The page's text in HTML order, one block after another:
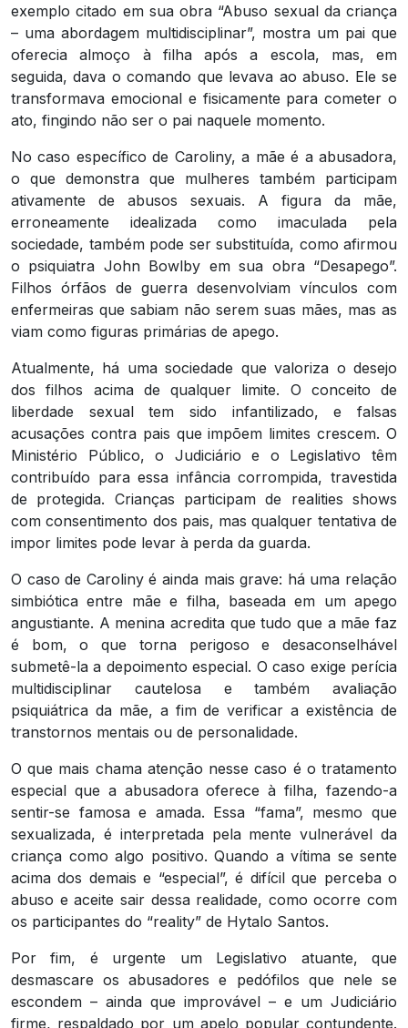
exemplo citado em sua obra “Abuso sexual da criança
– uma abordagem multidisciplinar”, mostra um pai que
oferecia almoço à filha após a escola, mas, em
seguida, dava o comando que levava ao abuso. Ele se
transformava emocional e fisicamente para cometer o
ato, fingindo não ser o pai naquele momento.
No caso específico de Caroliny, a mãe é a abusadora,
o que demonstra que mulheres também participam
ativamente de abusos sexuais. A figura da mãe,
erroneamente idealizada como imaculada pela
sociedade, também pode ser substituída, como afirmou
o psiquiatra John Bowlby em sua obra “Desapego”.
Filhos órfãos de guerra desenvolviam vínculos com
enfermeiras que sabiam não serem suas mães, mas as
viam como figuras primárias de apego.
Atualmente, há uma sociedade que valoriza o desejo
dos filhos acima de qualquer limite. O conceito de
liberdade sexual tem sido infantilizado, e falsas
acusações contra pais que impõem limites crescem. O
Ministério Público, o Judiciário e o Legislativo têm
contribuído para essa infância corrompida, travestida
de protegida. Crianças participam de realities shows
com consentimento dos pais, mas qualquer tentativa de
impor limites pode levar à perda da guarda.
O caso de Caroliny é ainda mais grave: há uma relação
simbiótica entre mãe e filha, baseada em um apego
angustiante. A menina acredita que tudo que a mãe faz
é bom, o que torna perigoso e desaconselhável
submetê-la a depoimento especial. O caso exige perícia
multidisciplinar cautelosa e também avaliação
psiquiátrica da mãe, a fim de verificar a existência de
transtornos mentais ou de personalidade.
O que mais chama atenção nesse caso é o tratamento
especial que a abusadora oferece à filha, fazendo-a
sentir-se famosa e amada. Essa “fama”, mesmo que
sexualizada, é interpretada pela mente vulnerável da
criança como algo positivo. Quando a vítima se sente
acima dos demais e “especial”, é difícil que perceba o
abuso e aceite sair dessa realidade, como ocorre com
os participantes do “reality” de Hytalo Santos.
Por fim, é urgente um Legislativo atuante, que
desmascare os abusadores e pedófilos que nele se
escondem – ainda que improvável – e um Judiciário
firme, respaldado por um apelo popular contundente.